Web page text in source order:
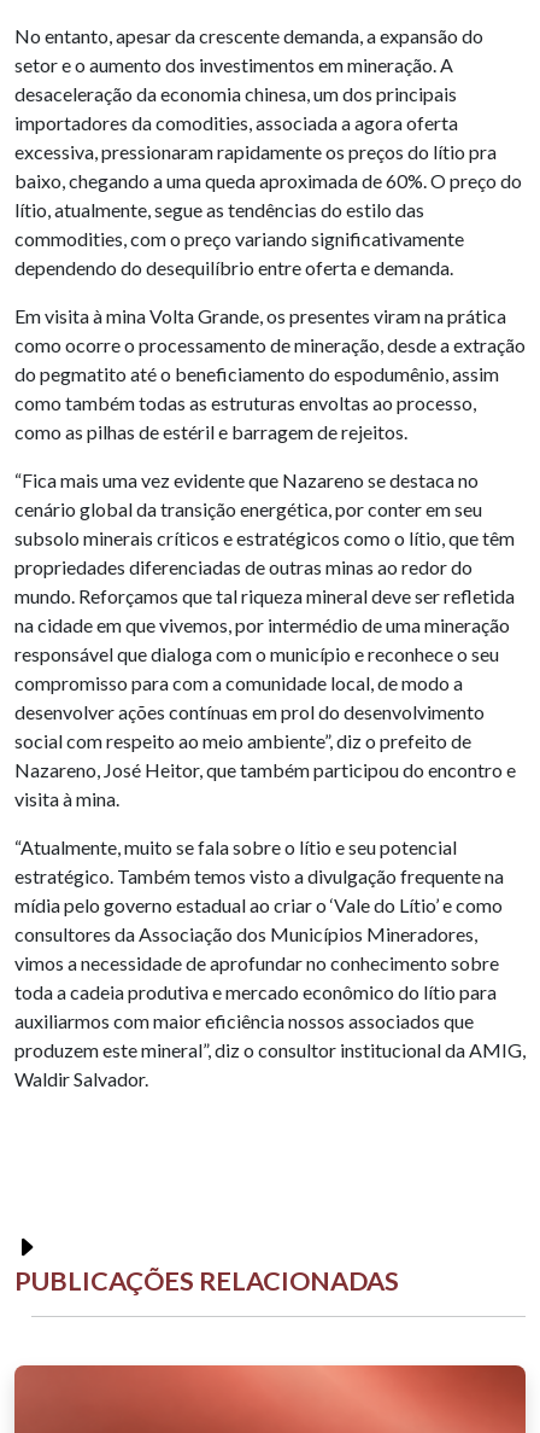
No entanto, apesar da crescente demanda, a expansão do
setor e o aumento dos investimentos em mineração. A
desaceleração da economia chinesa, um dos principais
importadores da comodities, associada a agora oferta
excessiva, pressionaram rapidamente os preços do lítio pra
baixo, chegando a uma queda aproximada de 60%. O preço do
lítio, atualmente, segue as tendências do estilo das
commodities, com o preço variando significativamente
dependendo do desequilíbrio entre oferta e demanda.
Em visita à mina Volta Grande, os presentes viram na prática
como ocorre o processamento de mineração, desde a extração
do pegmatito até o beneficiamento do espodumênio, assim
como também todas as estruturas envoltas ao processo,
como as pilhas de estéril e barragem de rejeitos.
“Fica mais uma vez evidente que Nazareno se destaca no
cenário global da transição energética, por conter em seu
subsolo minerais críticos e estratégicos como o lítio, que têm
propriedades diferenciadas de outras minas ao redor do
mundo. Reforçamos que tal riqueza mineral deve ser refletida
na cidade em que vivemos, por intermédio de uma mineração
responsável que dialoga com o município e reconhece o seu
compromisso para com a comunidade local, de modo a
desenvolver ações contínuas em prol do desenvolvimento
social com respeito ao meio ambiente”, diz o prefeito de
Nazareno, José Heitor, que também participou do encontro e
visita à mina.
“Atualmente, muito se fala sobre o lítio e seu potencial
estratégico. Também temos visto a divulgação frequente na
mídia pelo governo estadual ao criar o ‘Vale do Lítio’ e como
consultores da Associação dos Municípios Mineradores,
vimos a necessidade de aprofundar no conhecimento sobre
toda a cadeia produtiva e mercado econômico do lítio para
auxiliarmos com maior eficiência nossos associados que
produzem este mineral”, diz o consultor institucional da AMIG,
Waldir Salvador.
PUBLICAÇÕES RELACIONADAS